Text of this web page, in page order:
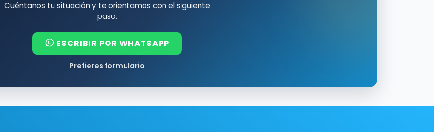
Cuéntanos tu situación y te orientamos con el siguiente
paso.
ESCRIBIR POR WHATSAPP
Prefieres formulario